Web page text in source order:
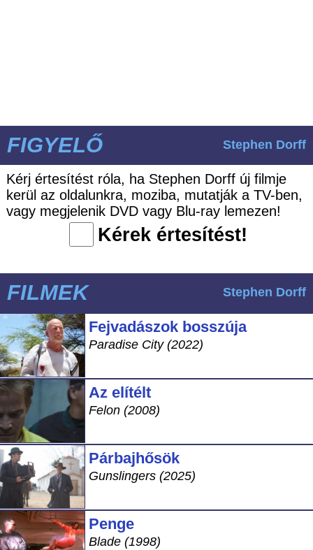
FIGYELŐ Stephen Dorff
Kérj értesítést róla, ha Stephen Dorff új filmje
kerül az oldalunkra, moziba, mutatják a TV-ben,
vagy megjelenik DVD vagy Blu-ray lemezen!
Kérek értesítést!
FILMEK Stephen Dorff
Fejvadászok bosszúja
Paradise City (2022)
Az elítélt
Felon (2008)
Párbajhősök
Gunslingers (2025)
Penge
Blade (1998)